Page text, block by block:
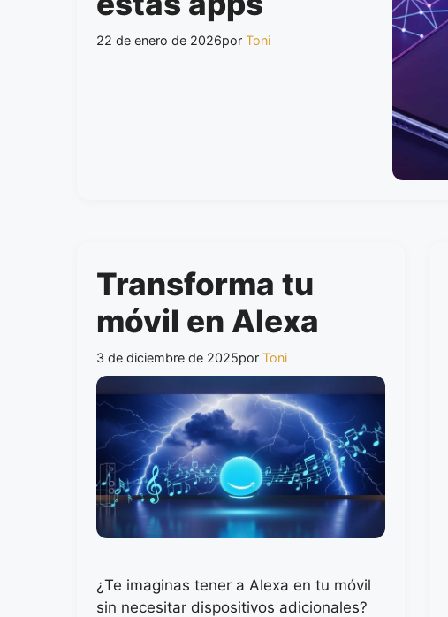
22 de enero de 2026por Toni
Transforma tu
móvil en Alexa
3 de diciembre de 2025por Toni
¿Te imaginas tener a Alexa en tu móvil
sin necesitar dispositivos adicionales?